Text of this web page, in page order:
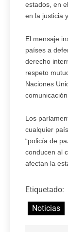
estados, en
en la justicia
El mensaje
países a
derecho
respeto
Naciones
Los
cualquier
“policía de
conducen al
afectan la
Etiquetado:
Noticias